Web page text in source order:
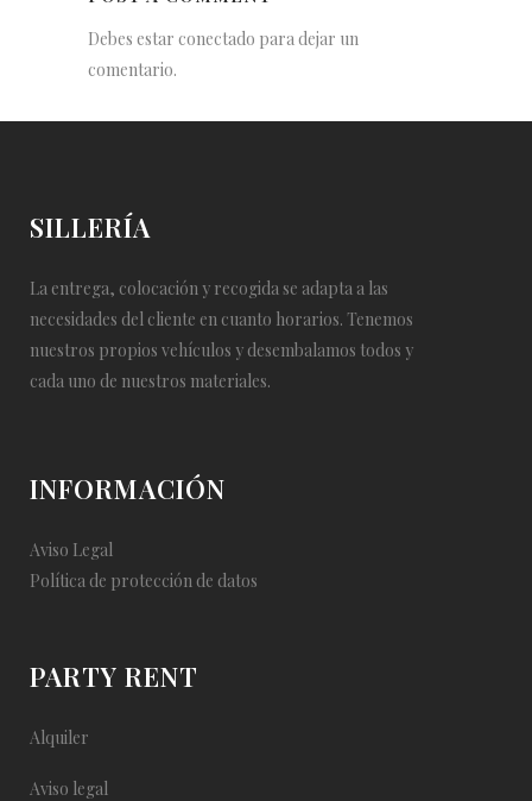
Debes estar conectado para dejar un
comentario.
SILLERÍA
La entrega, colocación y recogida se adapta a las
necesidades del cliente en cuanto horarios. Tenemos
nuestros propios vehículos y desembalamos todos y
cada uno de nuestros materiales.
INFORMACIÓN
Aviso Legal
Política de protección de datos
PARTY RENT
Alquiler
Aviso legal